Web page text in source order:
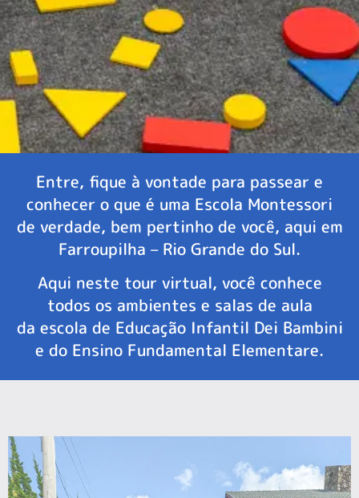
Entre, fique à vontade para passear e
conhecer o que é uma Escola Montessori
de verdade, bem pertinho de você, aqui em
Farroupilha – Rio Grande do Sul.
Aqui neste tour virtual, você conhece
todos os ambientes e salas de aula
da escola de Educação Infantil Dei Bambini
e do Ensino Fundamental Elementare.